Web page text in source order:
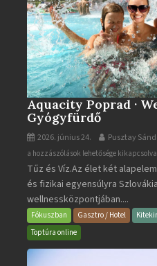
Aquacity Poprad ·
Gyógyfürdő
2026. június 24. Pusztay
Aquacity
Poprad
·
Wellness
és
Gyógyfürdő
a hozzászólások lehetősége kikapcsolva
Tűz és Víz.Az élet két
és fizikai egyensúlyra
wellnessközpontjában....
Fókuszban Gasztro / Hotel
Toptúra online